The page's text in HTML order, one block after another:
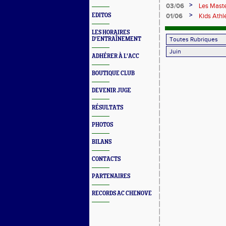
EDITOS
LES HORAIRES
D'ENTRAÎNEMENT
ADHÉRER À L'ACC
BOUTIQUE CLUB
DEVENIR JUGE
RÉSULTATS
PHOTOS
BILANS
CONTACTS
PARTENAIRES
RECORDS AC CHENOVE
03/06 >
Les
01/06 > Kids